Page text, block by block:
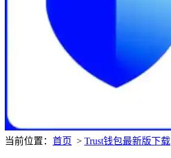
当前位置： 首页 > Trust钱包最新版下载